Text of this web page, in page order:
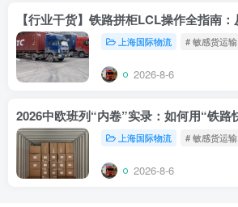
上海国际物流 # 敏感货运输
2026-8-6
上海国际物流 # 敏感货运输
2026-8-6